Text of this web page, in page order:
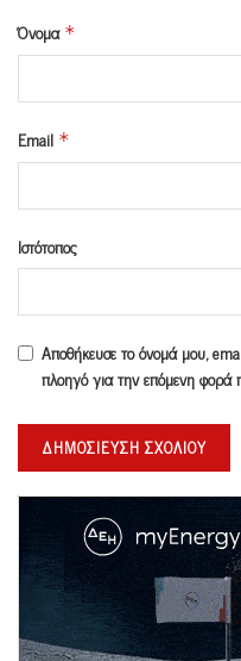
Όνομα *
Email *
Ιστότοπος
Αποθήκευσε το όνομά μου,
πλοηγό για την επόμενη φορά